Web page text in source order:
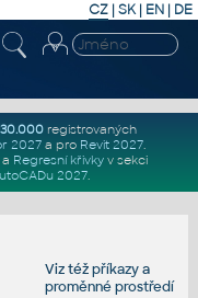
CZ | SK| EN | DE
registrovaných
2027a pro Revit 2027.
a Regresní křivkyv sekci
2027.
Viz téžpříkazya
proměnné prostředí